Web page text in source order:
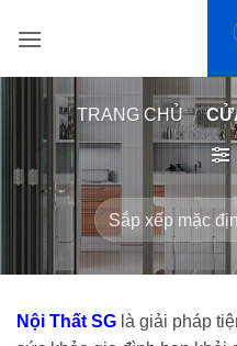
qua
TRANG CHỦ /
Nội Thất SG là giải pháp